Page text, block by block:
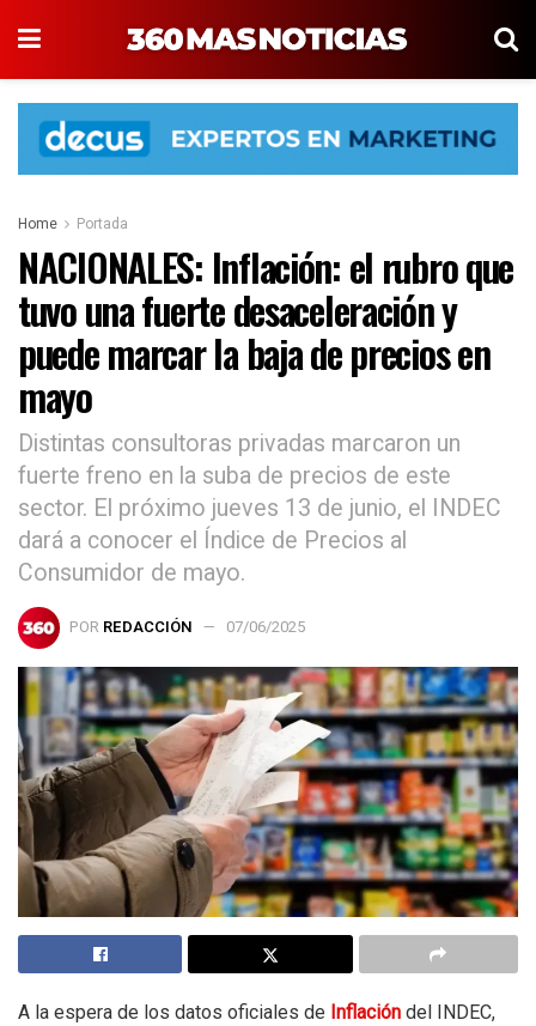
Home Portada
NACIONALES: Inflación: el rubro que
tuvo una fuerte desaceleración y
puede marcar la baja de precios en
mayo
Distintas consultoras privadas marcaron un
fuerte freno en la suba de precios de este
sector. El próximo jueves 13 de junio, el INDEC
dará a conocer el Índice de Precios al
Consumidor de mayo.
POR REDACCIÓN 07/06/2025
A la espera de los datos oficiales de Inflación del INDEC,